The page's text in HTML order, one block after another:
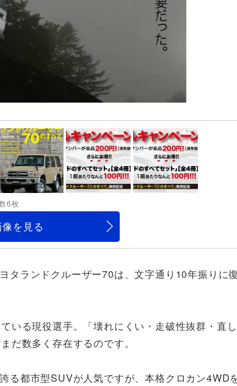
6枚
を見る
タランドクルーザー70は、文字通り10年振りに
る現役選手。「壊れにくい・走破性抜群・直し
だ数多く存在するのです。
る都市型SUVが人気ですが、本格クロカン4WD